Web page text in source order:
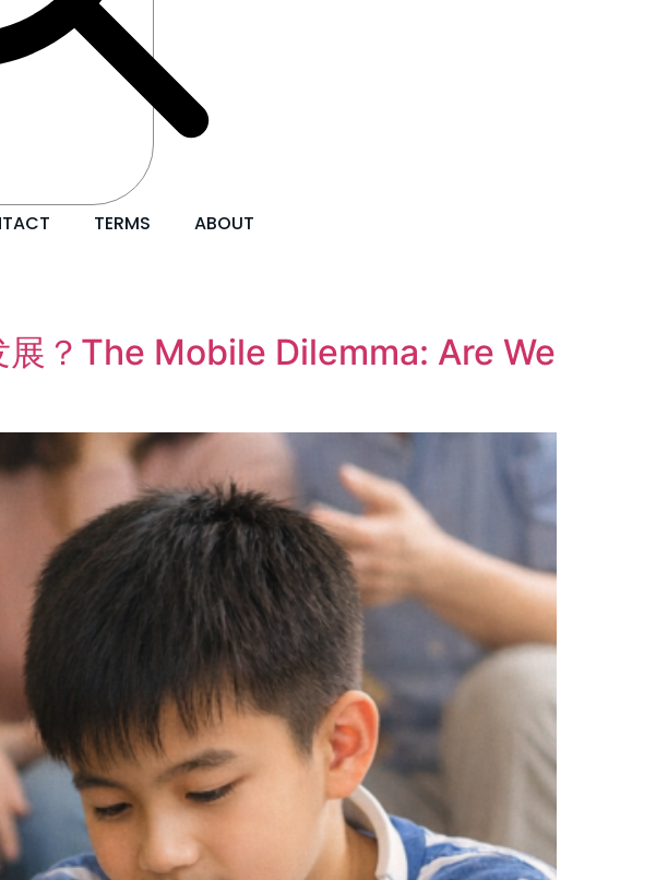
TERMS ABOUT
展？The Mobile Dilemma: Are We